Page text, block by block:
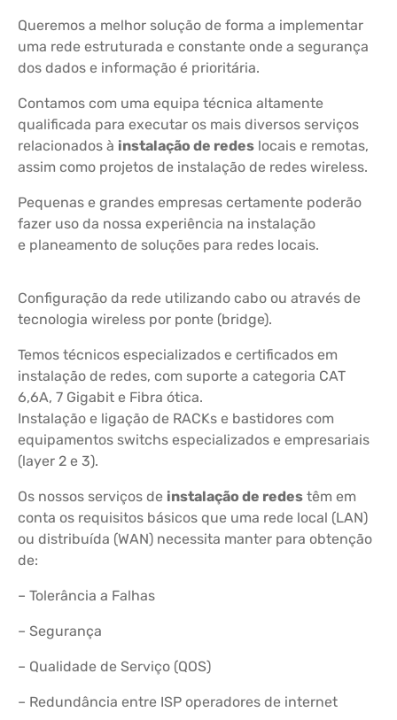
Queremos a melhor solução de forma a implementar
uma rede estruturada e constante onde a segurança
dos dados e informação é prioritária.
Contamos com uma equipa técnica altamente
qualificada para executar os mais diversos serviços
relacionados à instalação de redes locais e remotas,
assim como projetos de instalação de redes wireless.
Pequenas e grandes empresas certamente poderão
fazer uso da nossa experiência na instalação
e planeamento de soluções para redes locais.
Configuração da rede utilizando cabo ou através de
tecnologia wireless por ponte (bridge).
Temos técnicos especializados e certificados em
instalação de redes, com suporte a categoria CAT
6,6A, 7 Gigabit e Fibra ótica.
Instalação e ligação de RACKs e bastidores com
equipamentos switchs especializados e empresariais
(layer 2 e 3).
Os nossos serviços de instalação de redes têm em
conta os requisitos básicos que uma rede local (LAN)
ou distribuída (WAN) necessita manter para obtenção
de:
– Tolerância a Falhas
– Segurança
– Qualidade de Serviço (QOS)
– Redundância entre ISP operadores de internet